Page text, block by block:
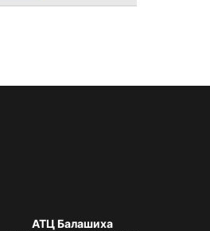
АТЦ Балашиха